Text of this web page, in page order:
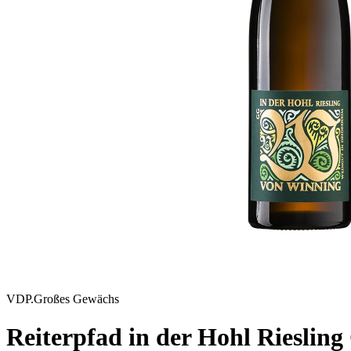
VDP.Großes Gewächs
Reiterpfad in der Hohl Riesling